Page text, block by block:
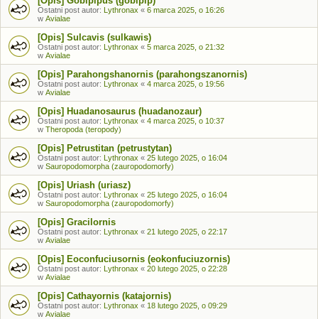
Ostatni post autor: Lythronax « 6 marca 2025, o 16:26
w Avialae
[Opis] Sulcavis (sulkawis)
Ostatni post autor: Lythronax « 5 marca 2025, o 21:32
w Avialae
[Opis] Parahongshanornis (parahongszanornis)
Ostatni post autor: Lythronax « 4 marca 2025, o 19:56
w Avialae
[Opis] Huadanosaurus (huadanozaur)
Ostatni post autor: Lythronax « 4 marca 2025, o 10:37
w Theropoda (teropody)
[Opis] Petrustitan (petrustytan)
Ostatni post autor: Lythronax « 25 lutego 2025, o 16:04
w Sauropodomorpha (zauropodomorfy)
[Opis] Uriash (uriasz)
Ostatni post autor: Lythronax « 25 lutego 2025, o 16:04
w Sauropodomorpha (zauropodomorfy)
[Opis] Gracilornis
Ostatni post autor: Lythronax « 21 lutego 2025, o 22:17
w Avialae
[Opis] Eoconfuciusornis (eokonfuciuzornis)
Ostatni post autor: Lythronax « 20 lutego 2025, o 22:28
w Avialae
[Opis] Cathayornis (katajornis)
Ostatni post autor: Lythronax « 18 lutego 2025, o 09:29
w Avialae